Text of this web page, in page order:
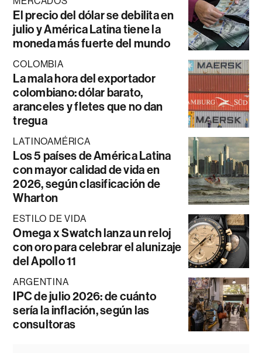
El precio del dólar se debilita en
julio y América Latina tiene la
moneda más fuerte del mundo
COLOMBIA
La mala hora del exportador
colombiano: dólar barato,
aranceles y fletes que no dan
tregua
LATINOAMÉRICA
Los 5 países de América Latina
con mayor calidad de vida en
2026, según clasificación de
Wharton
ESTILO DE VIDA
Omega x Swatch lanza un reloj
con oro para celebrar el alunizaje
del Apollo 11
ARGENTINA
IPC de julio 2026: de cuánto
sería la inflación, según las
consultoras